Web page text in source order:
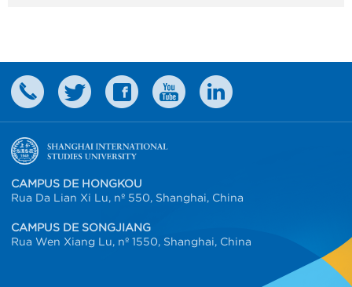
CAMPUS DE HONGKOU
Rua Da Lian Xi Lu, nº 550, Shanghai, China
CAMPUS DE SONGJIANG
Rua Wen Xiang Lu, nº 1550, Shanghai, China